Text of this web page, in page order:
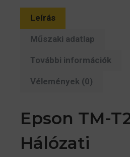
Leírás
Műszaki adatlap
További információk
Vélemények (0)
Epson TM-
Hálózati